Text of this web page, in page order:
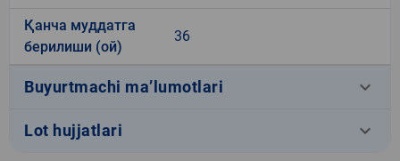
Қанча муддатга
берилиши (ой)
36
Buyurtmachi ma’lumotlari keyboard_arrow_down
Lot hujjatlari keyboard_arrow_down